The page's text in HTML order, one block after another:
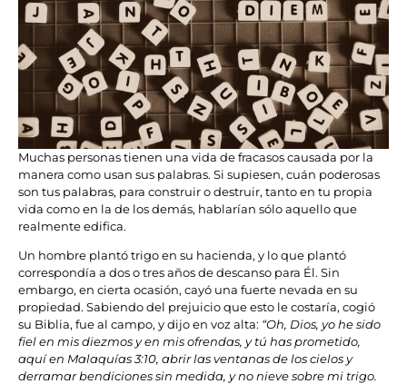
Muchas personas tienen una vida de fracasos causada por la
manera como usan sus palabras. Si supiesen, cuán poderosas
son tus palabras, para construir o destruir, tanto en tu propia
vida como en la de los demás, hablarían sólo aquello que
realmente edifica.
Un hombre plantó trigo en su hacienda, y lo que plantó
correspondía a dos o tres años de descanso para Él. Sin
embargo, en cierta ocasión, cayó una fuerte nevada en su
propiedad. Sabiendo del prejuicio que esto le costaría, cogió
su Biblia, fue al campo, y dijo en voz alta: “Oh, Dios, yo he sido
fiel en mis diezmos y en mis ofrendas, y tú has prometido,
aquí en Malaquías 3:10, abrir las ventanas de los cielos y
derramar bendiciones sin medida, y no nieve sobre mi trigo.